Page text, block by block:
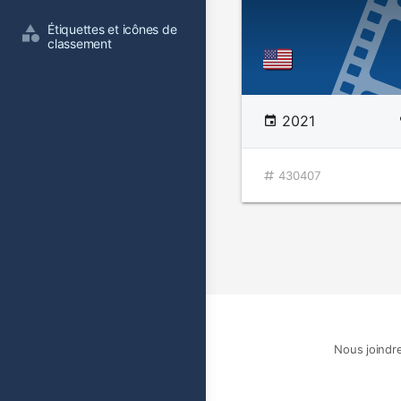
Étiquettes et icônes de
classement
2021
430407
Nous